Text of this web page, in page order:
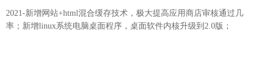
2021-新增网站+html混合缓存技术，极大提高应用商店审核通过几
率；新增linux系统电脑桌面程序，桌面软件内核升级到2.0版；